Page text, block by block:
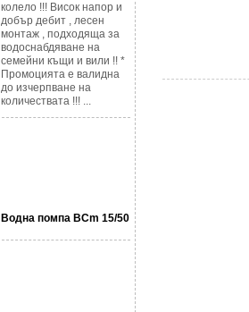
колело !!! Висок напор и
добър дебит , лесен
монтаж , подходяща за
водоснабдяване на
семейни къщи и вили !! *
Промоцията е валидна
до изчерпване на
количествата !!! ...
Водна помпа BCm 15/50